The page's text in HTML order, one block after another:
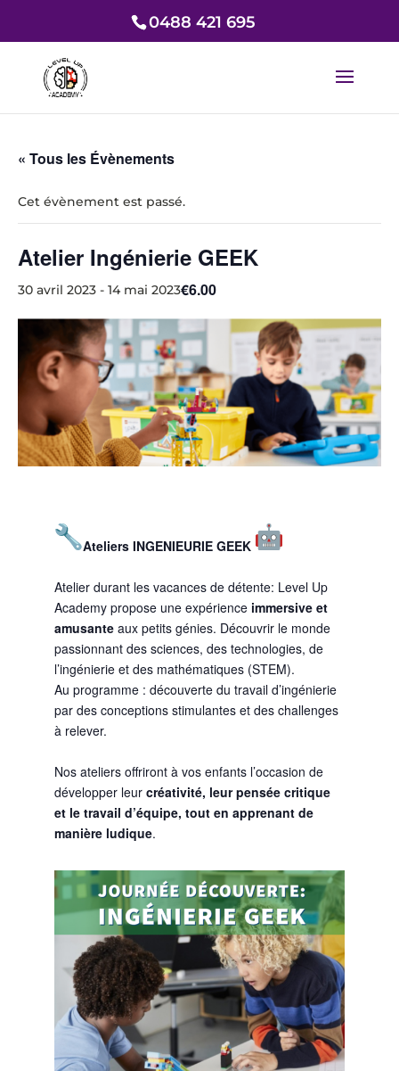
0488 421 695
« Tous les Évènements
Cet évènement est passé.
Atelier Ingénierie GEEK
30 avril 2023 - 14 mai 2023€6.00
Ateliers INGENIEURIE GEEK
Atelier durant les vacances de détente: Level Up
Academy propose une expérience immersive et
amusanteaux petits génies. Découvrir le monde
passionnant des sciences, des technologies, de
l’ingénierie et des mathématiques (STEM).
Au programme : découverte du travail d’ingénierie
par des conceptions stimulantes et des challenges
à relever.
Nos ateliers offriront à vos enfants l’occasion de
développer leur créativité, leur pensée critique
et le travail d’équipe, tout en apprenant de
manière ludique.